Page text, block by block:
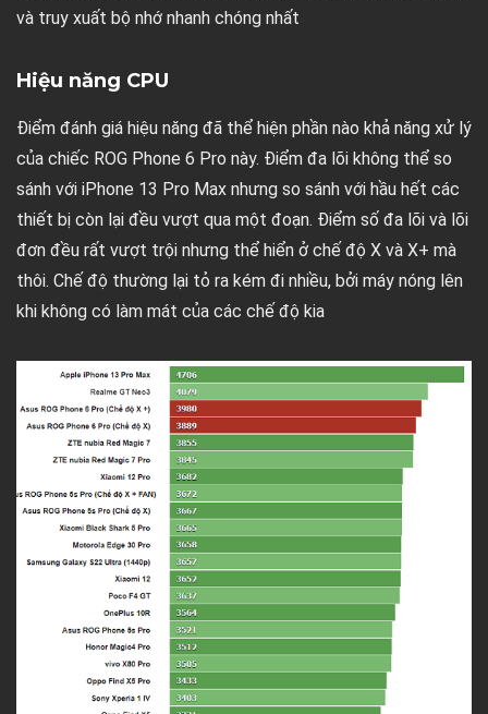
và truy xuất bộ nhớ nhanh chóng nhất
Hiệu năng CPU
Điểm đánh giá hiệu năng đã thể hiện phần nào khả năng xử lý
của chiếc ROG Phone 6 Pro này. Điểm đa lõi không thể so
sánh với iPhone 13 Pro Max nhưng so sánh với hầu hết các
thiết bị còn lại đều vượt qua một đoạn. Điểm số đa lõi và lõi
đơn đều rất vượt trội nhưng thể hiển ở chế độ X và X+ mà
thôi. Chế độ thường lại tỏ ra kém đi nhiều, bởi máy nóng lên
khi không có làm mát của các chế độ kia